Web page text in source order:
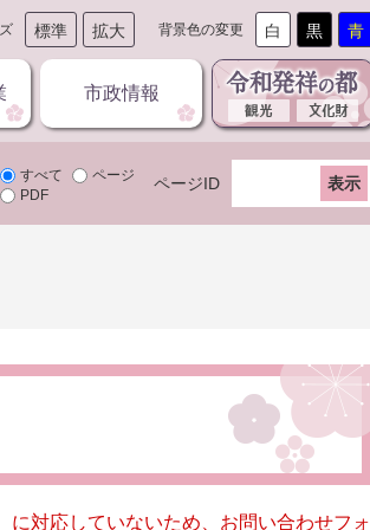
標準 拡大 背景色の変更 白 黒 青
市政情報
すべて
ページ
PDF
ページID
対応していないため、お問い合わせフォ